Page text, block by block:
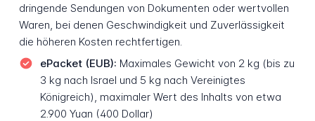
dringende Sendungen von Dokumenten oder wertvollen
Waren, bei denen Geschwindigkeit und Zuverlässigkeit
die höheren Kosten rechtfertigen.
ePacket (EUB): Maximales Gewicht von 2 kg (bis zu
3 kg nach Israel und 5 kg nach Vereinigtes
Königreich), maximaler Wert des Inhalts von etwa
2.900 Yuan (400 Dollar)